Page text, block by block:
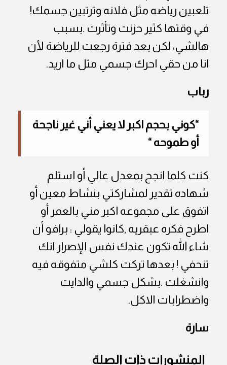
تلعبين رياضه مثل فلانه وترتبين جسمك!
في وقتها كثير حزنت وتأثرت .بسبب
هالشي، لكن بعد فترة رجعت للرياضة لأن
انا من حقي احرك جسمي مثل ما اريد.
رباب
“كوني بحجم اكبر لا يعني أني غير ناجحة
أو طموحه “
كنت كلما انجح بمعدل عالي أو استلم
شهاده تقدير لمشاركتي بنشاط معين أو
اتفوق على مجموعه اكبر مني بالعمر أو
اطرح فكره عبقريه ,كانوا يقولي : برافو أن
شاء الله تكون عندك نفس الإصرار انك
تنحفي ! بعدها تركت كلشي متفوقه فيه
وانشغلت .بشكل جسمي والدايت
واضطرابات الاكل.
سارة
المنشورات ذات الصلة